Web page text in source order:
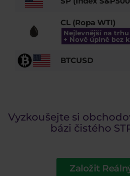
CL (Ropa WTI)
Nejlevnější na trhu
+ Nově úplně bez
BTCUSD
Vyzkoušejte si
bázi čistého
Založit